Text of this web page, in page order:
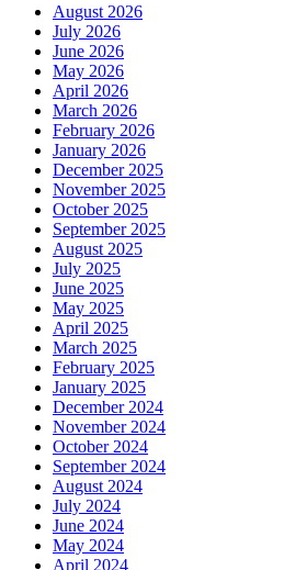
August 2026
July 2026
June 2026
May 2026
April 2026
March 2026
February 2026
January 2026
December 2025
November 2025
October 2025
September 2025
August 2025
July 2025
June 2025
May 2025
April 2025
March 2025
February 2025
January 2025
December 2024
November 2024
October 2024
September 2024
August 2024
July 2024
June 2024
May 2024
April 2024